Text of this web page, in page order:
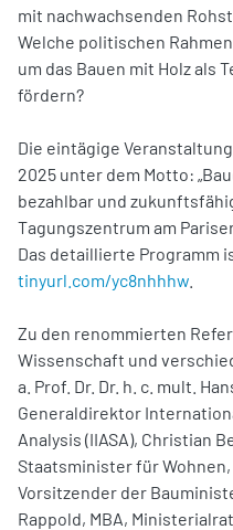
mit nachwachsenden
Welche politischen
um das Bauen mit Holz als
fördern?
Die eintägige
2025 unter dem Motto:
bezahlbar und
Tagungszentrum am
Das detaillierte Programm
tinyurl.com/yc8nhhhw
Zu den renommierten
Wissenschaft und
a. Prof. Dr. Dr. h. c. mult.
Generaldirektor
Analysis (IIASA), Christian
Staatsminister für Wohnen,
Vorsitzender der
Rappold, MBA,